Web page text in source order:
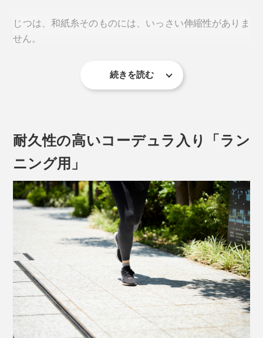
1000年以上も存在しつづけられるほど、丈夫な「美濃
触れると、ひんやり心地いい感じ……まるで、麻のよう
じつは、和紙糸そのものには、いっさい伸縮性がありま
せん。
だから、足の大きな動きにもフィットして、よく伸びる
伸びない和紙糸は、編み機の力が強いと、糸が切れて、
編めなくなってしまうからです。
続きを読む
耐久性の高いコーデュラ入り「ラン
ニング用」